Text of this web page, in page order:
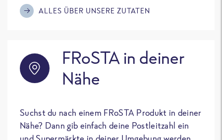
ALLES ÜBER UNSERE ZUTATEN
FRoSTA in deiner
Nähe
Suchst du nach einem FRoSTA Produkt in deiner
Nähe? Dann gib einfach deine Postleitzahl ein